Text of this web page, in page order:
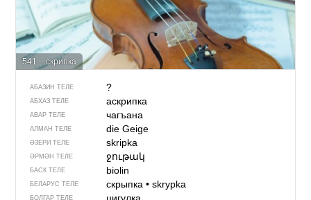
541 – скрипка
АБАЗИН ТЕЛЕ ?
АБХАЗ ТЕЛЕ аскрипка
АВАР ТЕЛЕ чагъана
АЛМАН ТЕЛЕ die Geige
ӘЗЕРИ ТЕЛЕ skripka
ӘРМӘН ТЕЛЕ ջութակ
БАСК ТЕЛЕ biolin
БЕЛАРУС ТЕЛЕ скрыпка• skrypka
БОЛГАР ТЕЛЕ